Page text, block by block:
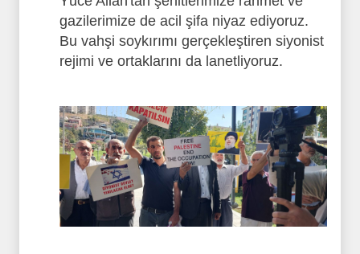
gazilerimize de acil şifa niyaz ediyoruz.
Bu vahşi soykırımı gerçekleştiren siyonist
rejimi ve ortaklarını da lanetliyoruz.